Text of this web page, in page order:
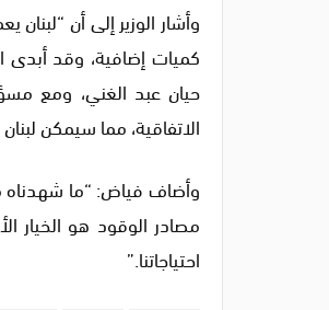
وأشار الوزير إلى أن
كميات إضافية، وقد أبدى
حيان عبد الغني، ومع
الاتفاقية، مما سيمكن
وأضاف فياض: “ما شهدناه
مصادر الوقود هو الخيار
احتياجاتنا.”